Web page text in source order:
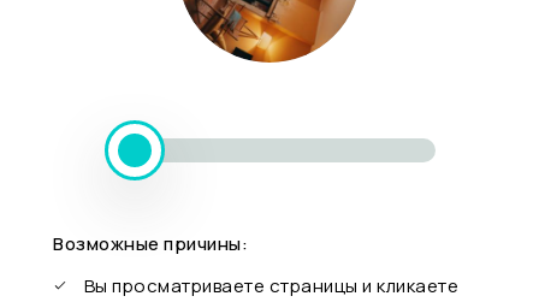
Возможные причины:
Вы просматриваете страницы и кликаете